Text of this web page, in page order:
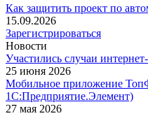
Как защитить проект по
15.09.2026
Зарегистрироваться
Новости
Участились случаи
25 июня 2026
Мобильное приложение
1С:Предприятие.Элемент)
27 мая 2026